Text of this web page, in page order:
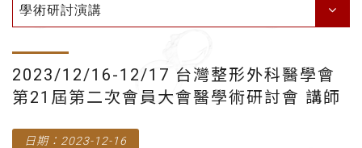
學術研討演講
2023/12/16-12/17 台灣整形外科醫學會
第21屆第二次會員大會醫學術研討會 講師
日期：2023-12-16